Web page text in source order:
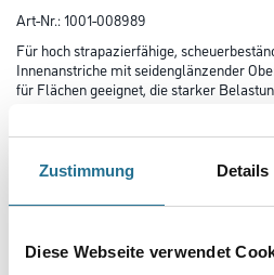
Zustimmung Details
Diese Webseite verwendet
Art-Nr.:1001-008989
Für hoch strapazierfähige,
Innenanstriche mit seidenglänzender
für Flächen geeignet, die starker
reinigungsfähig ist.
Farbtonbezeichnung